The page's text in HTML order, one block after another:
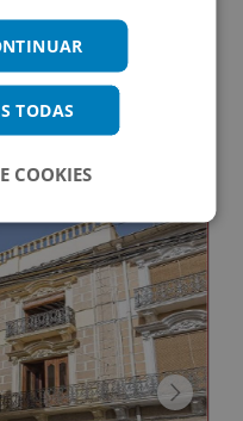
RELIMPIO, 10
2 18Hab.
TODAS
COOKIES